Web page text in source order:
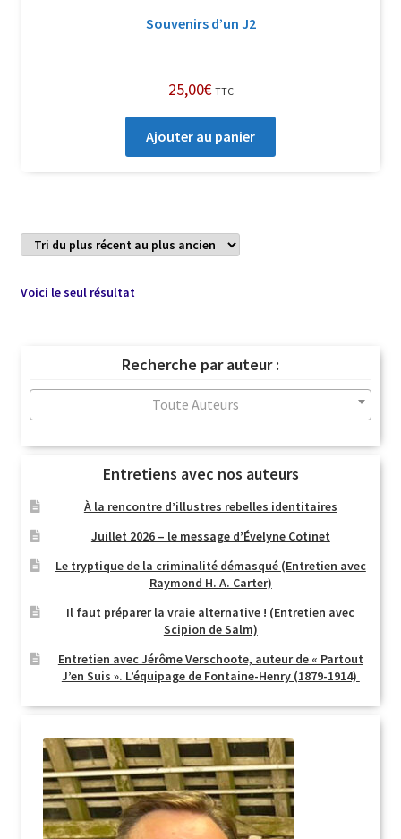
Souvenirs d’un J2
25,00€ TTC
Ajouter au panier
Voici le seul résultat
Recherche par auteur :
Toute Auteurs
Entretiens avec nos auteurs
À la rencontre d’illustres rebelles identitaires
Juillet 2026 – le message d’Évelyne Cotinet
Le tryptique de la criminalité démasqué (Entretien avec
Raymond H. A. Carter)
Il faut préparer la vraie alternative ! (Entretien avec
Scipion de Salm)
Entretien avec Jérôme Verschoote, auteur de « Partout
J’en Suis ». L’équipage de Fontaine-Henry (1879-1914)